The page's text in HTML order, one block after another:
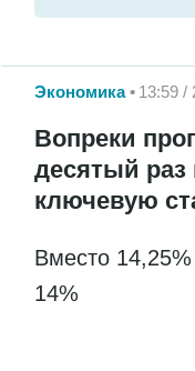
Экономика 13:59 /
Вопреки
десятый раз
ключевую
Вместо 14,25%
14%